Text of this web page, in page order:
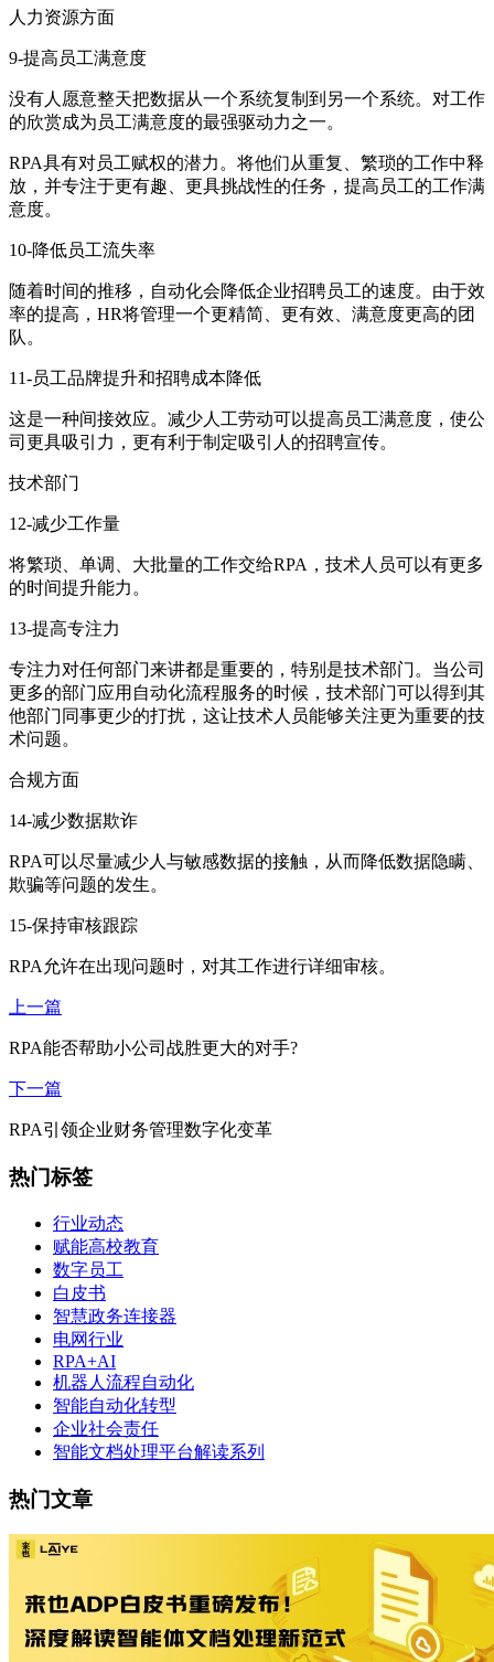
人力资源方面
9-提高员工满意度
没有人愿意整天把数据从一个系统复制到另一个系统。对工作
的欣赏成为员工满意度的最强驱动力之一。
RPA具有对员工赋权的潜力。将他们从重复、繁琐的工作中释
放，并专注于更有趣、更具挑战性的任务，提高员工的工作满
意度。
10-降低员工流失率
随着时间的推移，自动化会降低企业招聘员工的速度。由于效
率的提高，HR将管理一个更精简、更有效、满意度更高的团
队。
11-员工品牌提升和招聘成本降低
这是一种间接效应。减少人工劳动可以提高员工满意度，使公
司更具吸引力，更有利于制定吸引人的招聘宣传。
技术部门
12-减少工作量
将繁琐、单调、大批量的工作交给RPA，技术人员可以有更多
的时间提升能力。
13-提高专注力
专注力对任何部门来讲都是重要的，特别是技术部门。当公司
更多的部门应用自动化流程服务的时候，技术部门可以得到其
他部门同事更少的打扰，这让技术人员能够关注更为重要的技
术问题。
合规方面
14-减少数据欺诈
RPA可以尽量减少人与敏感数据的接触，从而降低数据隐瞒、
欺骗等问题的发生。
15-保持审核跟踪
RPA允许在出现问题时，对其工作进行详细审核。
上一篇
RPA能否帮助小公司战胜更大的对手?
下一篇
RPA引领企业财务管理数字化变革
热门标签
行业动态
赋能高校教育
数字员工
白皮书
智慧政务连接器
电网行业
RPA+AI
机器人流程自动化
智能自动化转型
企业社会责任
智能文档处理平台解读系列
热门文章